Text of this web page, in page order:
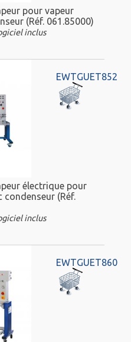
pour vapeur
(Réf. 061.85000)
inclus
EWTGUET852
électrique pour
(Réf.
inclus
EWTGUET860